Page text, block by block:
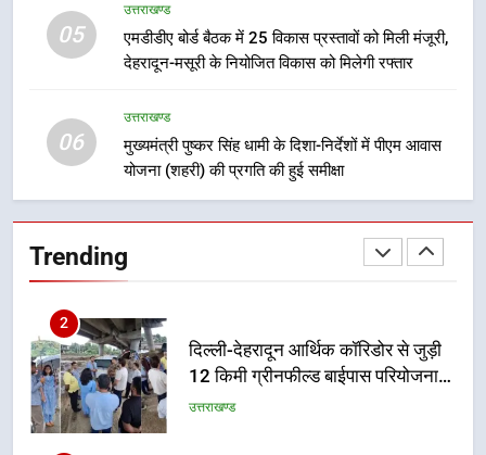
05
उत्तराखण्ड
एमडीडीए बोर्ड बैठक में 25 विकास प्रस्तावों को मिली मंजूरी,
देहरादून-मसूरी के नियोजित विकास को मिलेगी रफ्तार
06
उत्तराखण्ड
मुख्यमंत्री पुष्कर सिंह धामी के दिशा-निर्देशों में पीएम आवास
योजना (शहरी) की प्रगति की हुई समीक्षा
Trending
8
भारी बारिश का अलर्ट! 6 अगस्त को
मुख्यमंत्री धामी बोले- युवाओं को रोजगार
देना सरकार की सर्वोच्च प्राथमिकता, आने
वाले महीनों में हजारों पदों पर की जाएगी
2
दिल्ली-देहरादून आर्थिक कॉरिडोर से जुड़ी
12 किमी ग्रीनफील्ड बाईपास परियोजना
का डीएम ने किया निरीक्षण; समयबद्ध एवं
उत्तराखण्ड